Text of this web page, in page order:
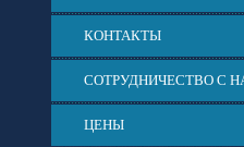
КОНТАКТЫ
СОТРУДНИЧЕСТВО С
ЦЕНЫ